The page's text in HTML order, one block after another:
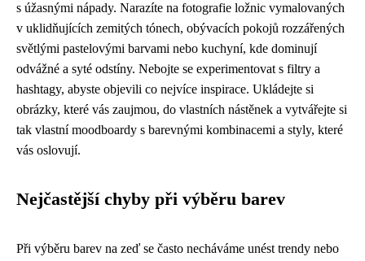
s úžasnými nápady. Narazíte na fotografie ložnic vymalovaných
v uklidňujících zemitých tónech, obývacích pokojů rozzářených
světlými pastelovými barvami nebo kuchyní, kde dominují
odvážné a syté odstíny. Nebojte se experimentovat s filtry a
hashtagy, abyste objevili co nejvíce inspirace. Ukládejte si
obrázky, které vás zaujmou, do vlastních nástěnek a vytvářejte si
tak vlastní moodboardy s barevnými kombinacemi a styly, které
vás oslovují.
Nejčastější chyby při výběru barev
Při výběru barev na zeď se často necháváme unést trendy nebo